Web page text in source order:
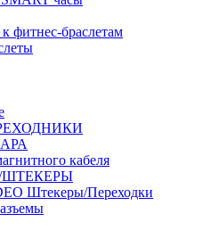
фитнес-браслетам
кабеля
ШТЕКЕРЫ
Штекеры/Переходки